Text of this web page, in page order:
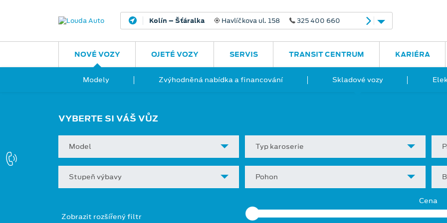
Kolín – Šťáralka Havlíčkova ul. 158 325 400 660
NOVÉ VOZY
Modely Zvýhodněná nabídka a financování Skladové vozy
OJETÉ VOZY SERVIS TRANSIT CENTRUM KARIÉRA
VYBERTE SI VÁŠ VŮZ
Model Typ karoserie
Stupeň výbavy Pohon
Zobrazit rozšířený filtr
Cena